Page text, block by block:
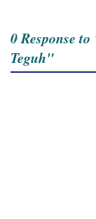
0 Response
Teguh"